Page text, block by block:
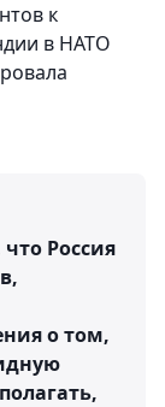
к
в НАТО
Россия
о том,